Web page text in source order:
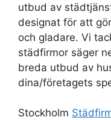
utbud av
designat för att
och gladare. Vi
städfirmor säger
breda utbud av
dina/företagets
Stockholm